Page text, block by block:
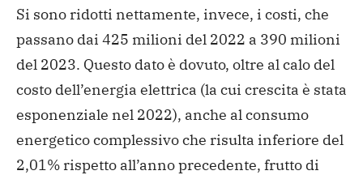
Si sono ridotti nettamente, invece, i costi, che
passano dai 425 milioni del 2022 a 390 milioni
del 2023. Questo dato è dovuto, oltre al calo del
costo dell’energia elettrica (la cui crescita è stata
esponenziale nel 2022), anche al consumo
energetico complessivo che risulta inferiore del
2,01% rispetto all’anno precedente, frutto di